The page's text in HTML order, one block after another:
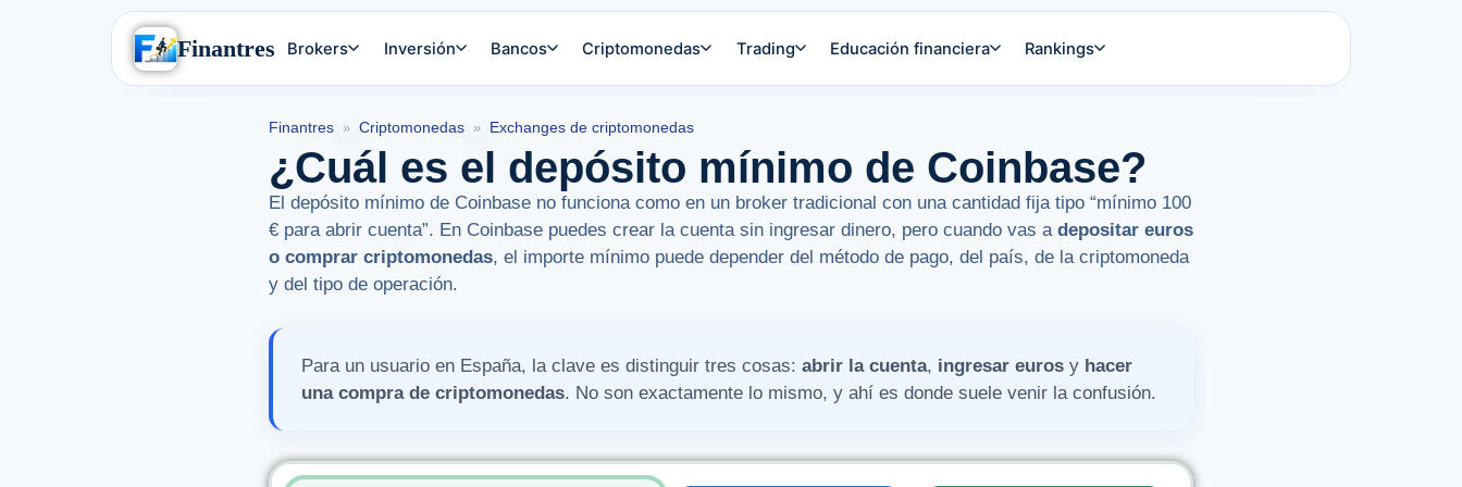
Finantres Brokers Inversión Bancos Criptomonedas Trading Educación financiera Rankings
Finantres » Criptomonedas » Exchanges de criptomonedas
¿Cuál es el depósito mínimo de Coinbase?
El depósito mínimo de Coinbase no funciona como en un broker tradicional con una cantidad fija tipo “mínimo 100
€ para abrir cuenta”. En Coinbase puedes crear la cuenta sin ingresar dinero, pero cuando vas a depositar euros
o comprar criptomonedas, el importe mínimo puede depender del método de pago, del país, de la criptomoneda
y del tipo de operación.
Para un usuario en España, la clave es distinguir tres cosas: abrir la cuenta, ingresar euros y hacer
una compra de criptomonedas. No son exactamente lo mismo, y ahí es donde suele venir la confusión.